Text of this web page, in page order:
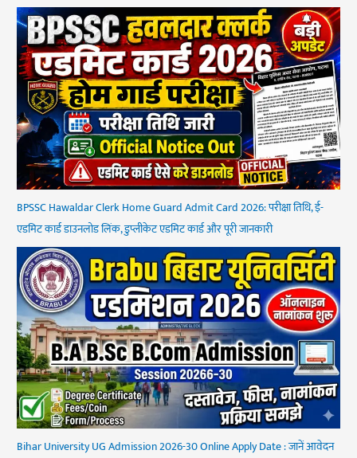
BPSSC Hawaldar Clerk Home Guard Admit Card 2026: परीक्षा तिथि, ई-
एडमिट कार्ड डाउनलोड लिंक, डुप्लीकेट एडमिट कार्ड और पूरी जानकारी
Bihar University UG Admission 2026-30 Online Apply Date : जानें आवेदन